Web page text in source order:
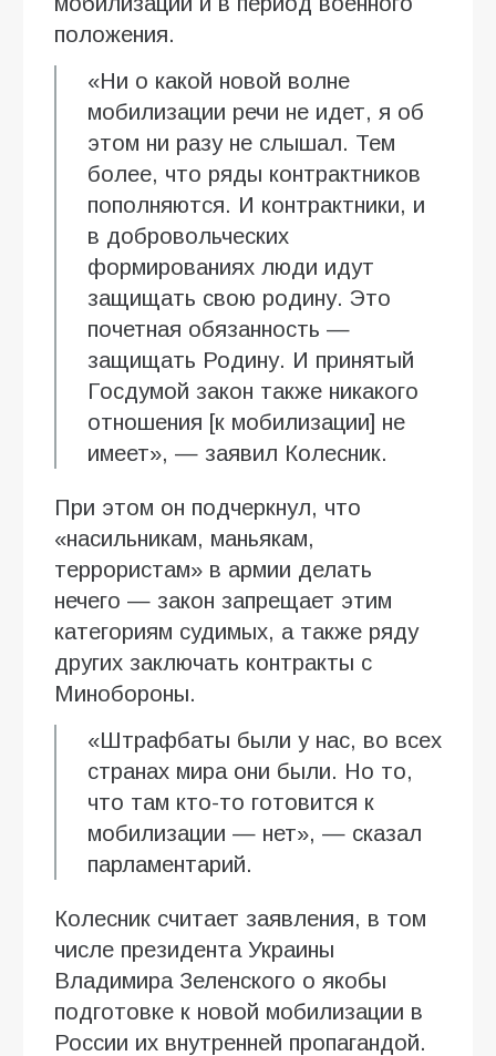
положения.
«Ни о какой новой волне
мобилизации речи не идет, я об
этом ни разу не слышал. Тем
более, что ряды контрактников
пополняются. И контрактники, и
в добровольческих
формированиях люди идут
защищать свою родину. Это
почетная обязанность —
защищать Родину. И принятый
Госдумой закон также никакого
отношения [к мобилизации] не
имеет», — заявил Колесник.
При этом он подчеркнул, что
«насильникам, маньякам,
террористам» в армии делать
нечего — закон запрещает этим
категориям судимых, а также ряду
других заключать контракты с
Минобороны.
«Штрафбаты были у нас, во всех
странах мира они были. Но то,
что там кто-то готовится к
мобилизации — нет», — сказал
парламентарий.
Колесник считает заявления, в том
числе президента Украины
Владимира Зеленского о якобы
подготовке к новой мобилизации в
России их внутренней пропагандой.